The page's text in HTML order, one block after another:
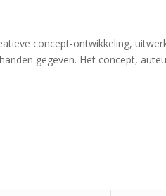
concept-ontwikkeling,
gegeven. Het concept,